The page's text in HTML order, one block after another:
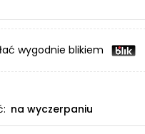
wygodnie blikiem
na wyczerpaniu